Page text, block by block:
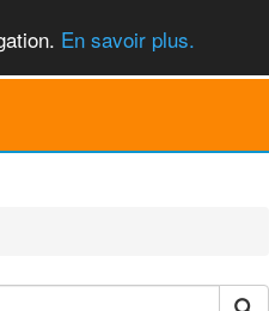
En savoir plus.